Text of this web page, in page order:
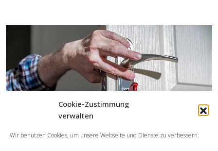
Cookie-Zustimmung
verwalten
Wir benutzen Cookies, um unsere Webseite und Dienste zu verbessern.